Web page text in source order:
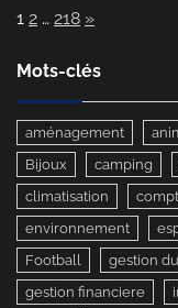
Page:
1 2 … 218 Next
»
Mots-clés
aménagement
Bijoux
camping
climatisation
environnement
Football
gestion
gestion financiere